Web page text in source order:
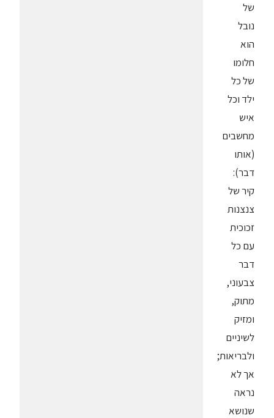
של
נובל
הוא
חלומו
של כל
ילד וכל
איש
מחשבים
(אותו
דבר):
קיר של
צנצנות
זכוכית
עם כל
דבר
צבעוני,
מתוק,
ומזיק
לשיניים
ולבריאות;
אך לא
נראה
שנושא